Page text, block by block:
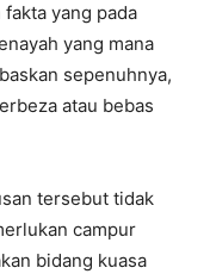
yang pada
yang mana
sepenuhnya,
atau bebas
tersebut tidak
campur
bidang kuasa